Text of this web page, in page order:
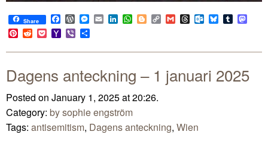
Share Facebook
WordPress
Messenger
EmailLinkedIn
WhatsApp
BloggerCopy
Link
GmailThreadsOutlook.com
BlueskyTumblr
Pinterest
RedditPocketYahoo
Mail
Viber
Dagens anteckning – 1 januari 2025
Posted on January 1, 2025 at 20:26.
Category: by sophie engström
Tags: antisemitism, Dagens anteckning, Wien